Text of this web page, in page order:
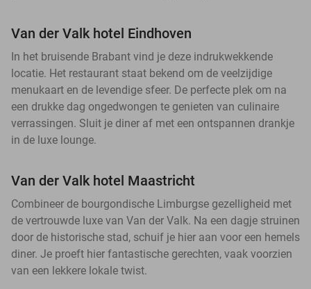
Van der Valk hotel Eindhoven
In het bruisende Brabant vind je deze indrukwekkende
locatie. Het restaurant staat bekend om de veelzijdige
menukaart en de levendige sfeer. De perfecte plek om na
een drukke dag ongedwongen te genieten van culinaire
verrassingen. Sluit je diner af met een ontspannen drankje
in de luxe lounge.
Van der Valk hotel Maastricht
Combineer de bourgondische Limburgse gezelligheid met
de vertrouwde luxe van Van der Valk. Na een dagje struinen
door de historische stad, schuif je hier aan voor een hemels
diner. Je proeft hier fantastische gerechten, vaak voorzien
van een lekkere lokale twist.